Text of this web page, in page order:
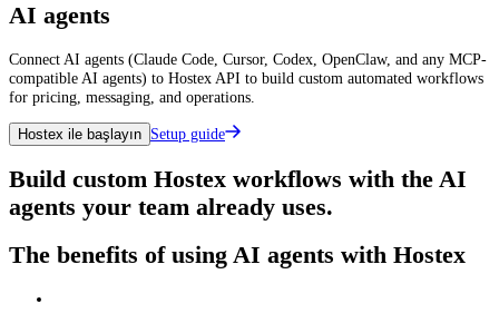
AI agents
Connect AI agents (Claude Code, Cursor, Codex, OpenClaw, and any MCP-
compatible AI agents) to Hostex API to build custom automated workflows
for pricing, messaging, and operations.
Hostex ile başlayın Setup guide
Build custom Hostex workflows with the AI
agents your team already uses.
The benefits of using AI agents with Hostex